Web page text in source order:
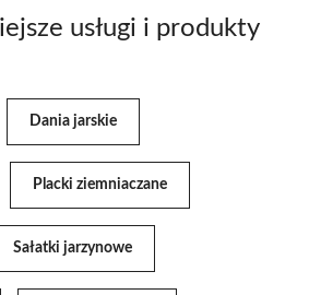
usługi i produkty
Dania jarskie
Placki ziemniaczane
Sałatki jarzynowe